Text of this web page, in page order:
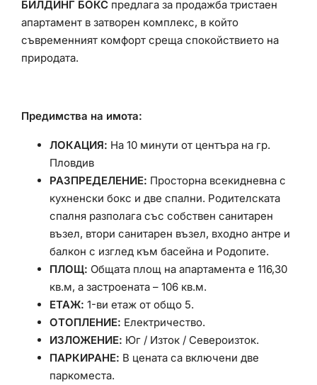
БИЛДИНГ БОКС предлага за продажба тристаен
апартамент в затворен комплекс, в който
съвременният комфорт среща спокойствието на
природата.
Предимства на имота:
ЛОКАЦИЯ: На 10 минути от центъра на гр.
Пловдив
РАЗПРЕДЕЛЕНИЕ: Просторна всекидневна с
кухненски бокс и две спални. Родителската
спалня разполага със собствен санитарен
възел, втори санитарен възел, входно антре и
балкон с изглед към басейна и Родопите.
ПЛОЩ: Общата площ на апартамента е 116,30
кв.м, а застроената – 106 кв.м.
ЕТАЖ: 1-ви етаж от общо 5.
ОТОПЛЕНИЕ: Електричество.
ИЗЛОЖЕНИЕ: Юг / Изток / Североизток.
ПАРКИРАНЕ: В цената са включени две
паркоместа.